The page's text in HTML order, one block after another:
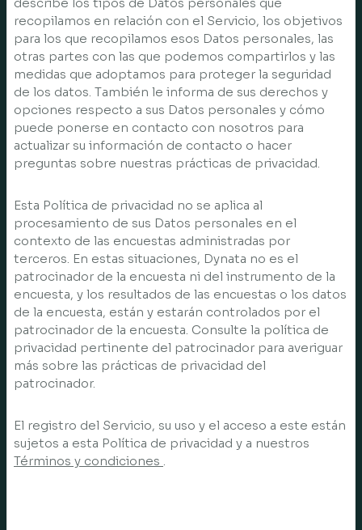
recopilamos en relación con el Servicio, los objetivos
para los que recopilamos esos Datos personales, las
otras partes con las que podemos compartirlos y las
medidas que adoptamos para proteger la seguridad
de los datos. También le informa de sus derechos y
opciones respecto a sus Datos personales y cómo
puede ponerse en contacto con nosotros para
actualizar su información de contacto o hacer
preguntas sobre nuestras prácticas de privacidad.
Esta Política de privacidad no se aplica al
procesamiento de sus Datos personales en el
contexto de las encuestas administradas por
terceros. En estas situaciones, Dynata no es el
patrocinador de la encuesta ni del instrumento de la
encuesta, y los resultados de las encuestas o los datos
de la encuesta, están y estarán controlados por el
patrocinador de la encuesta. Consulte la política de
privacidad pertinente del patrocinador para averiguar
más sobre las prácticas de privacidad del
patrocinador.
El registro del Servicio, su uso y el acceso a este están
sujetos a esta Política de privacidad y a nuestros
Términos y condiciones .